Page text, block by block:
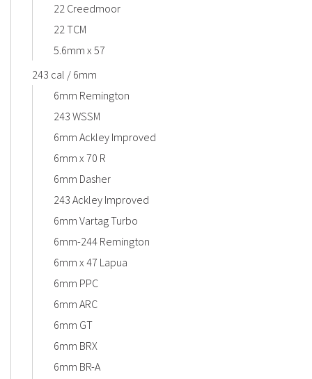
22 Creedmoor
22 TCM
5.6mm x 57
243 cal / 6mm
6mm Remington
243 WSSM
6mm Ackley Improved
6mm x 70 R
6mm Dasher
243 Ackley Improved
6mm Vartag Turbo
6mm-244 Remington
6mm x 47 Lapua
6mm PPC
6mm ARC
6mm GT
6mm BRX
6mm BR-A